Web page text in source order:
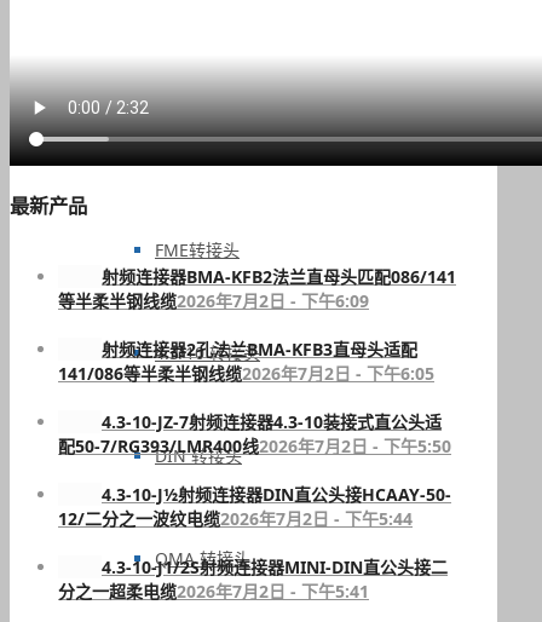
MHV 转接头
FME转接头
4.3/10 转接头
DIN 转接头
QMA 转接头
最新产品
射频连接器BMA-KFB2法兰直母头匹配086/141
等半柔半钢线缆2026年7月2日 - 下午6:09
射频连接器2孔法兰BMA-KFB3直母头适配
141/086等半柔半钢线缆2026年7月2日 - 下午6:05
4.3-10-JZ-7射频连接器4.3-10装接式直公头适
配50-7/RG393/LMR400线2026年7月2日 - 下午5:50
4.3-10-J½射频连接器DIN直公头接HCAAY-50-
12/二分之一波纹电缆2026年7月2日 - 下午5:44
4.3-10-J1/2S射频连接器MINI-DIN直公头接二
分之一超柔电缆2026年7月2日 - 下午5:41